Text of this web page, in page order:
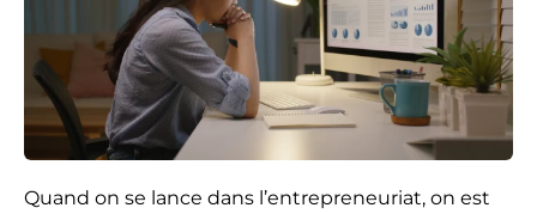
Quand on se lance dans l’entrepreneuriat, on est